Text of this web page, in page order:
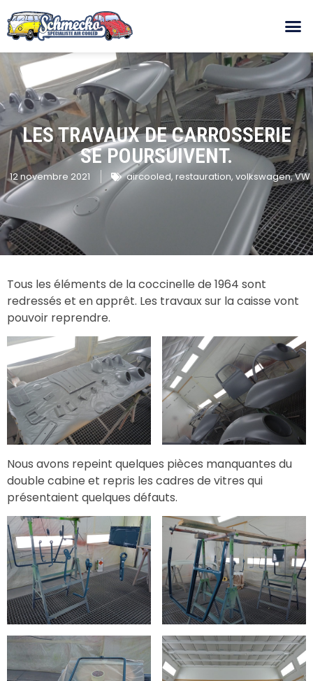
LES TRAVAUX DE CARROSSERIE
SE POURSUIVENT.
12 novembre 2021 aircooled, restauration, volkswagen,VW
Tous les éléments de la coccinelle de 1964 sont
redressés et en apprêt. Les travaux sur la caisse vont
pouvoir reprendre.
Nous avons repeint quelques pièces manquantes du
double cabine et repris les cadres de vitres qui
présentaient quelques défauts.